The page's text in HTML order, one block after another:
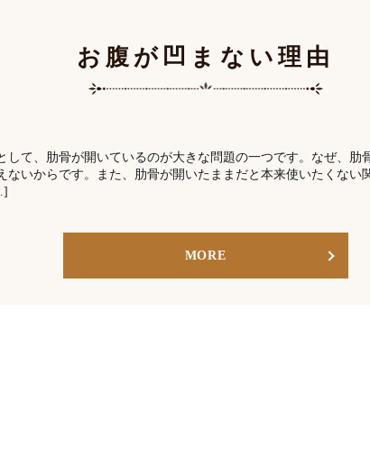
お腹が凹まない理由
して、肋骨が開いているのが大きな問題の一つです。なぜ、肋
ないからです。また、肋骨が開いたままだと本来使いたくない
MORE